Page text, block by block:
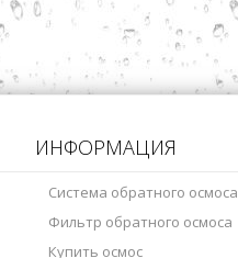
ИНФОРМАЦИЯ
Система обратного осмоса
Фильтр обратного осмоса
Купить осмос